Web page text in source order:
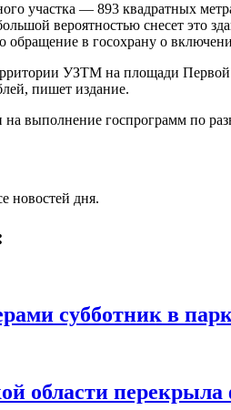
участка — 893 квадратных
вероятностью снесет это
обращение в госохрану о
УЗТМ на площади
пишет издание.
на выполнение госпрограмм по
новостей дня.
субботник в
области перекрыла